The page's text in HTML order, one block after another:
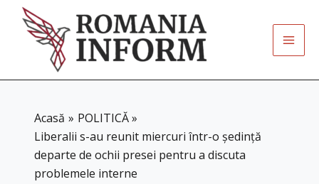
content
Acasă
POLITICĂ
Liberalii s-au reunit miercuri într-o ședință
departe de ochii presei pentru a discuta
problemele interne